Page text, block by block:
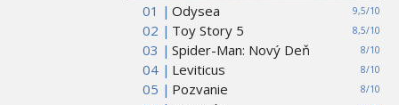
01 | 9,5/10
Odysea
02 |
8,5/10
Toy Story 5
03 |
8/10
Spider-Man: Nový Deň
04 |
8/10
Leviticus
05 |
8/10
Pozvanie